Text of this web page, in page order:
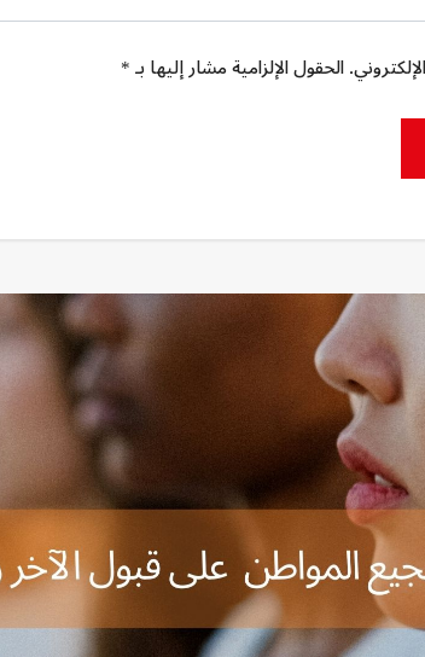
الحقول الإلزامية مشار إليها بـ *